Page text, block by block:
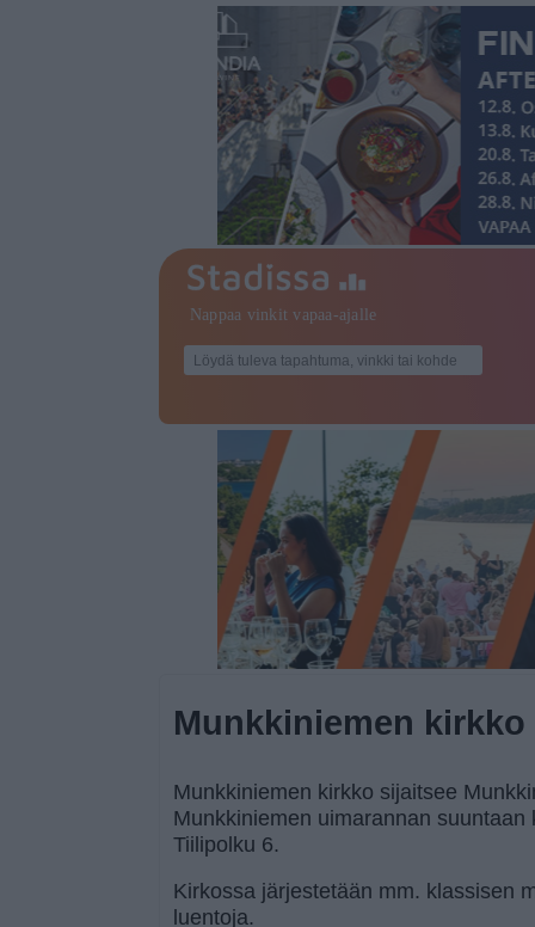
Munkkiniemen kirkko
Munkkiniemen kirkko sijaitsee
Munkkiniemen uimarannan
Tiilipolku 6.
Kirkossa järjestetään mm. klassisen
luentoja.